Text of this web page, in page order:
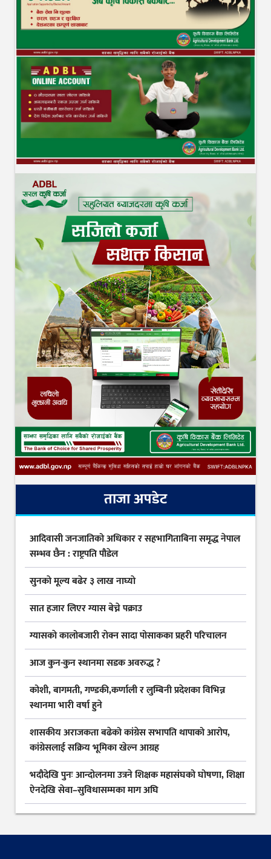
ताजा अपडेट
आदिवासी जनजातिको अधिकार र सहभागिताबिना समृद्ध नेपाल
सम्भव छैन : राष्ट्रपति पौडेल
सुनकाे मूल्य बढेर ३ लाख नाघ्याे
सात हजार लिएर ग्यास बेच्ने पक्राउ
ग्यासकाे कालोबजारी राेक्न सादा पोसाकका प्रहरी परिचालन
आज कुन-कुन स्थानमा सडक अवरुद्ध ?
कोशी, बागमती, गण्डकी,कर्णाली र लुम्बिनी प्रदेशका विभिन्न
स्थानमा भारी वर्षा हुने
शासकीय अराजकता बढेको कांग्रेस सभापति थापाको आरोप,
कांग्रेसलाई सक्रिय भूमिका खेल्न आग्रह
भदौदेखि पुनः आन्दोलनमा उत्रने शिक्षक महासंघको घोषणा, शिक्षा
ऐनदेखि सेवा–सुविधासम्मका माग अघि